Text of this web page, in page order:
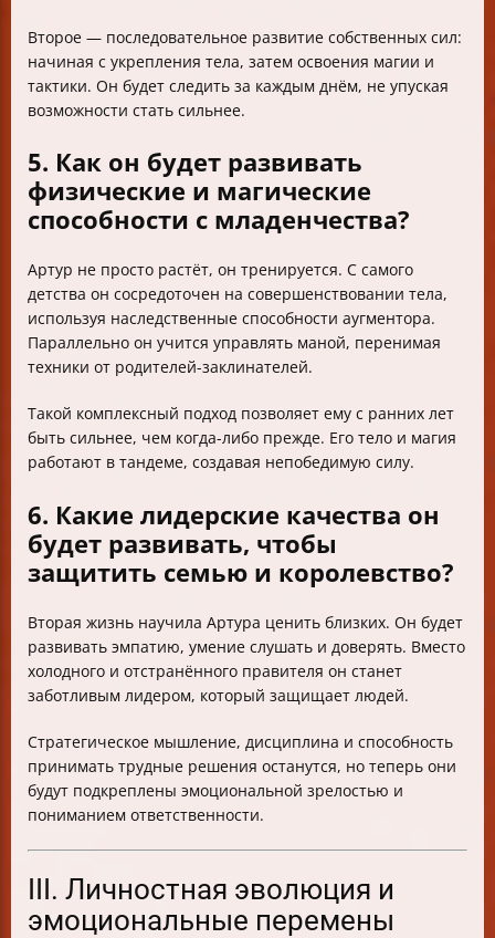
Второе — последовательное развитие собственных сил:
начиная с укрепления тела, затем освоения магии и
тактики. Он будет следить за каждым днём, не упуская
возможности стать сильнее.
5. Как он будет развивать
физические и магические
способности с младенчества?
Артур не просто растёт, он тренируется. С самого
детства он сосредоточен на совершенствовании тела,
используя наследственные способности аугментора.
Параллельно он учится управлять маной, перенимая
техники от родителей-заклинателей.
Такой комплексный подход позволяет ему с ранних лет
быть сильнее, чем когда-либо прежде. Его тело и магия
работают в тандеме, создавая непобедимую силу.
6. Какие лидерские качества он
будет развивать, чтобы
защитить семью и королевство?
Вторая жизнь научила Артура ценить близких. Он будет
развивать эмпатию, умение слушать и доверять. Вместо
холодного и отстранённого правителя он станет
заботливым лидером, который защищает людей.
Стратегическое мышление, дисциплина и способность
принимать трудные решения останутся, но теперь они
будут подкреплены эмоциональной зрелостью и
пониманием ответственности.
III. Личностная эволюция и
эмоциональные перемены